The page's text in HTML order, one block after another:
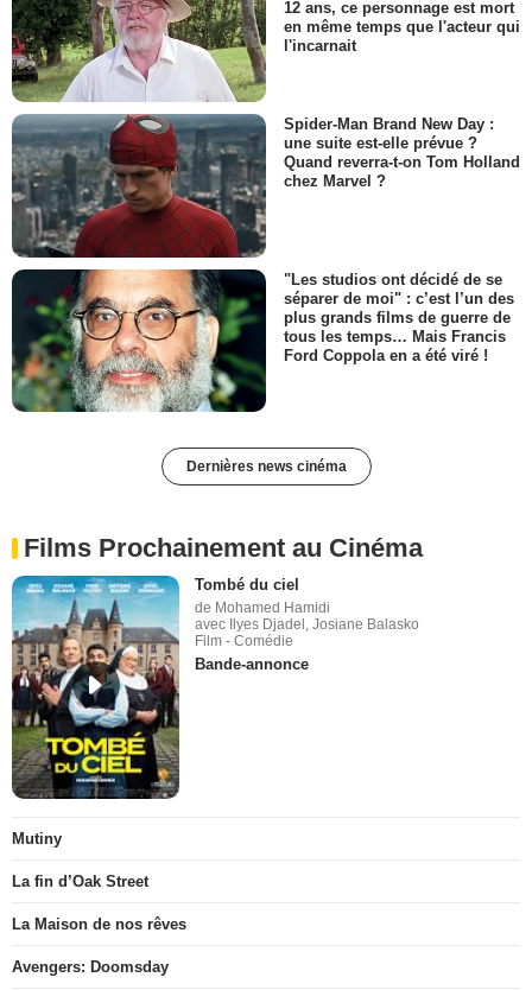
12 ans, ce personnage est mort
en même temps que l'acteur qui
l'incarnait
Spider-Man Brand New Day :
une suite est-elle prévue ?
Quand reverra-t-on Tom Holland
chez Marvel ?
"Les studios ont décidé de se
séparer de moi" : c’est l’un des
plus grands films de guerre de
tous les temps… Mais Francis
Ford Coppola en a été viré !
Dernières news cinéma
Films Prochainement au Cinéma
Tombé du ciel
de Mohamed Hamidi
avec Ilyes Djadel, Josiane Balasko
Film - Comédie
Bande-annonce
Mutiny
La fin d’Oak Street
La Maison de nos rêves
Avengers: Doomsday